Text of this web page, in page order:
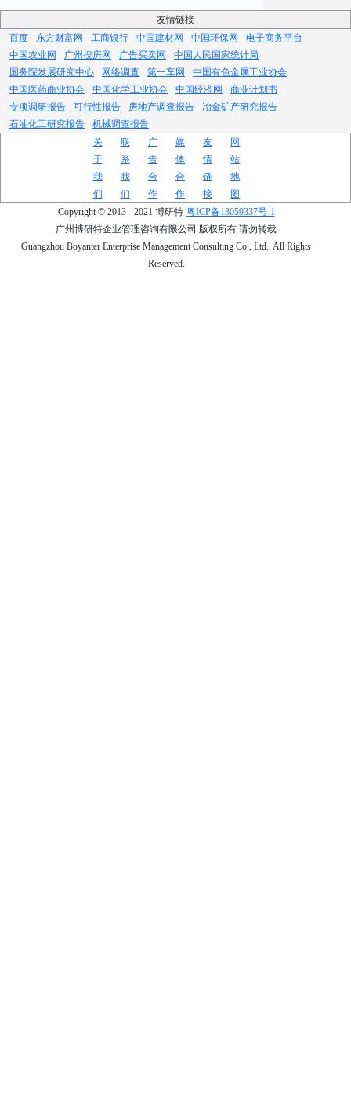
友情链接
百度
东方财富网 工商银行 中国建材网 中国环保网
电子商务平台
中国农业网
广州搜房网 广告买卖网
中国人民国家统计局
国务院发展研究中心
网络调查 第一车网
中国有色金属工业协会
中国医药商业协会
中国化学工业协会 中国经济网
商业计划书
专项调研报告
可行性报告 房地产调查报告
冶金矿产研究报告
石油化工研究报告
机械调查报告
关
于
我
们
联
系
我
们
广
告
合
作
媒
体
合
作
友
情
链
接
网
站
地
图
Copyright © 2013 - 2021 博研特-粤ICP备13059337号-1
广州博研特企业管理咨询有限公司 版权所有 请勿转载
Guangzhou Boyanter Enterprise Management Consulting Co., Ltd.. All Rights
Reserved.